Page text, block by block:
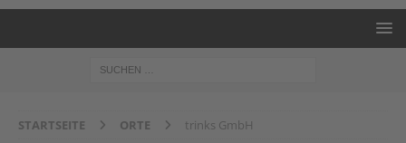
STARTSEITE ORTE trinks GmbH